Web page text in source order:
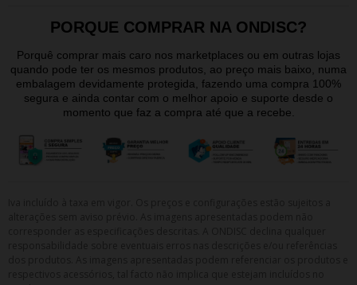
PORQUE COMPRAR NA ONDISC?
Porquê comprar mais caro nos marketplaces ou em outras lojas
quando pode ter os mesmos produtos, ao preço mais baixo, numa
embalagem devidamente protegida, fazendo uma compra 100%
segura e ainda contar com o melhor apoio e suporte desde o
momento que faz a compra até que a recebe.